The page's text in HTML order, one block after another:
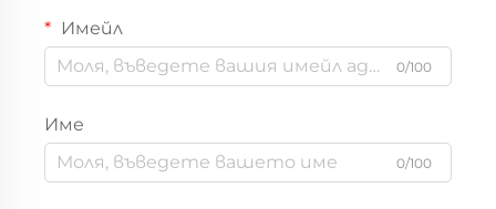
Имейл
0/100
Име
0/100